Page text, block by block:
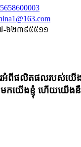
-៦២៣៩៥៥១១
អំពីផលិតផលរបស់យើង
កយើងខ្ញុំ ហើយយើងនឹ